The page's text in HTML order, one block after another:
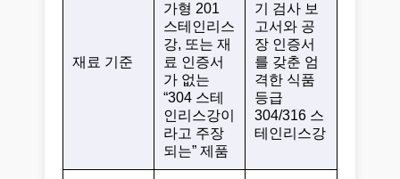
재료 기준
가형 201
스테인리스
강, 또는 재
료 인증서
가 없는
“304 스테
인리스강이
라고 주장
되는” 제품
기 검사 보
고서와 공
장 인증서
를 갖춘 엄
격한 식품
등급
304/316 스
테인리스강